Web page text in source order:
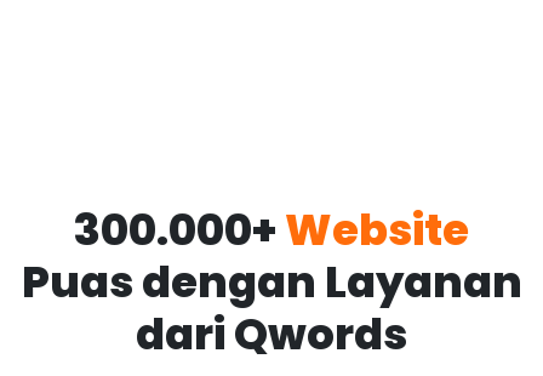
300.000+Website
Puas dengan Layanan
dari Qwords